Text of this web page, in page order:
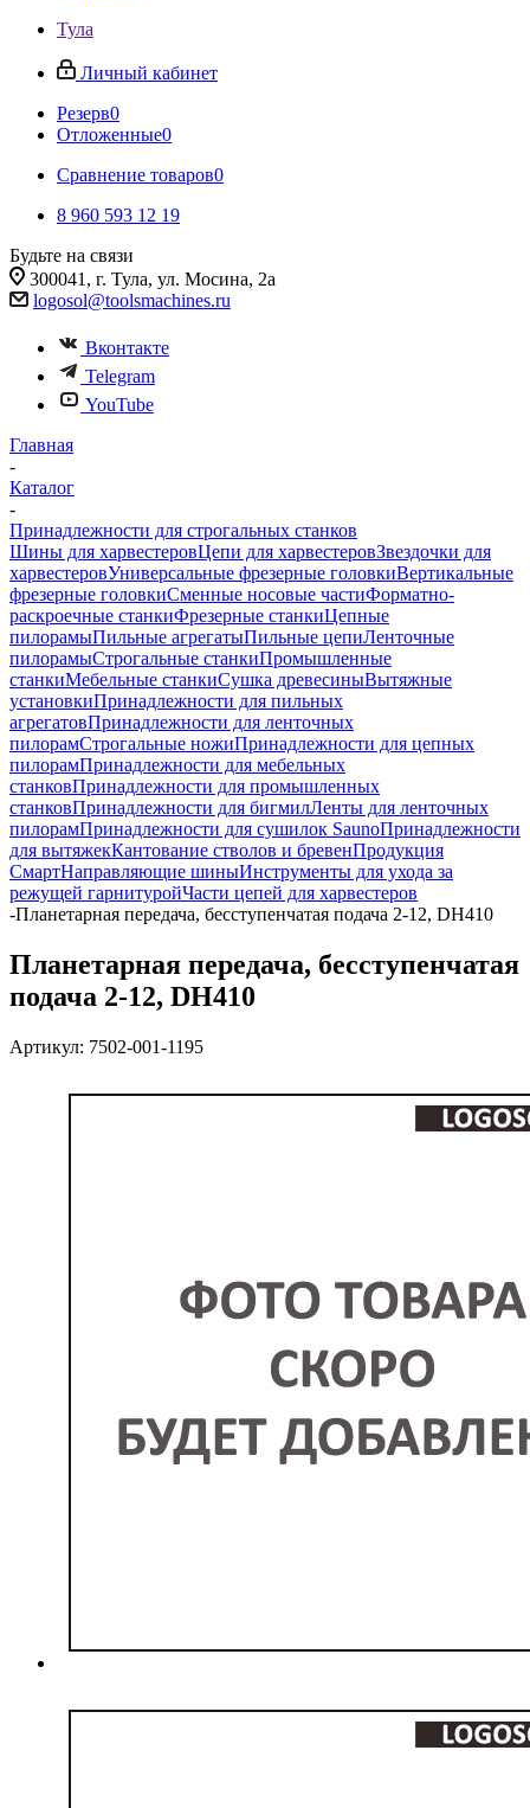
Тула
Личный кабинет
Резерв0
Отложенные0
Сравнение товаров0
8 960 593 12 19
Будьте на связи
300041, г. Тула, ул. Мосина, 2а
logosol@toolsmachines.ru
Вконтакте
Telegram
YouTube
Главная
-
Каталог
-
Принадлежности для строгальных станков
Шины для харвестеровЦепи для харвестеровЗвездочки для
харвестеровУниверсальные фрезерные головкиВертикальные
фрезерные головкиСменные носовые частиФорматно-
раскроечные станкиФрезерные станкиЦепные
пилорамыПильные агрегатыПильные цепиЛенточные
пилорамыСтрогальные станкиПромышленные
станкиМебельные станкиСушка древесиныВытяжные
установкиПринадлежности для пильных
агрегатовПринадлежности для ленточных
пилорамСтрогальные ножиПринадлежности для цепных
пилорамПринадлежности для мебельных
станковПринадлежности для промышленных
станковПринадлежности для бигмилЛенты для ленточных
пилорамПринадлежности для сушилок SaunoПринадлежности
для вытяжекКантование стволов и бревенПродукция
СмартНаправляющие шиныИнструменты для ухода за
режущей гарнитуройЧасти цепей для харвестеров
-Планетарная передача, бесступенчатая ​​подача 2-12, DH410
Планетарная передача, бесступенчатая
​​подача 2-12, DH410
Артикул: 7502-001-1195